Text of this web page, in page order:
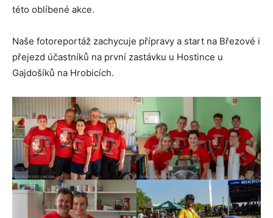
této oblíbené akce.
Naše fotoreportáž zachycuje přípravy a start na Březové i
přejezd účastníků na první zastávku u Hostince u
Gajdošíků na Hrobicích.